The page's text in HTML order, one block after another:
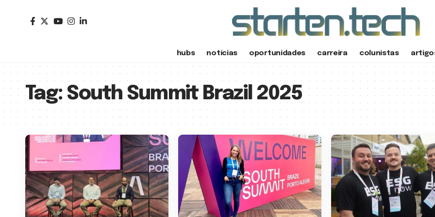
hubs notícias oportunidades carreira colunistas
Tag: South Summit Brazil 2025